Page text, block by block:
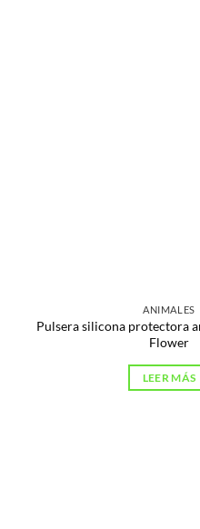
ANIMALES
Pulsera silicona protectora
Flower
LEER MÁS